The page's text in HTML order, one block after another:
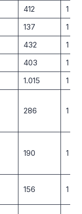
412
1 :
137
1 : 5
432
1 :
403
1 :
1.015
1 : 51
286 1 : 11
190 1 : 4
156 1 : 9